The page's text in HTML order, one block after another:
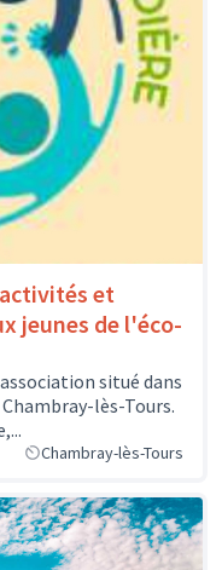
et
jeunes de l'éco-
situé dans
lès-Tours.
Chambray-lès-Tours